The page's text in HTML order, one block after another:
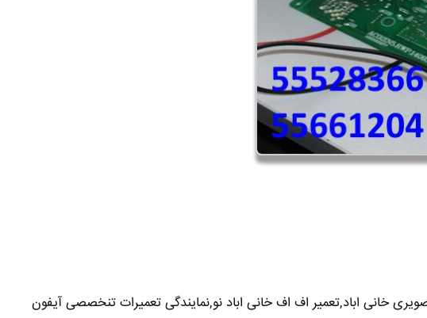
خانی اباد,تعمیر اف اف خانی اباد نو,نمایندگی تعمیرات تنخصصی آیفون